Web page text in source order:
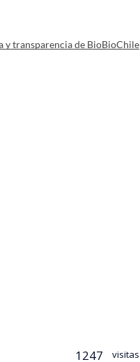
y transparencia de BioBioChile
1247 visitas